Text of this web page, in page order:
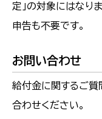
定」の対象にはなり
申告も不要です。
お問い合わせ
給付金に関するご質
合わせください。